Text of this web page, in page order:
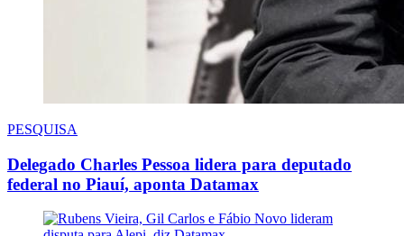
PESQUISA
Delegado Charles Pessoa lidera para deputado
federal no Piauí, aponta Datamax